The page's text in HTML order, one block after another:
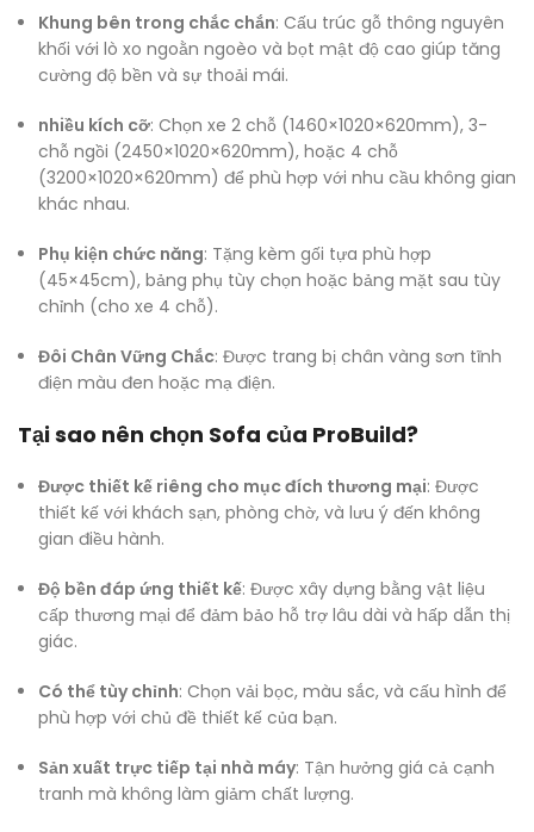
Khung bên trong chắc chắn: Cấu trúc gỗ thông nguyên
khối với lò xo ngoằn ngoèo và bọt mật độ cao giúp tăng
cường độ bền và sự thoải mái.
nhiều kích cỡ: Chọn xe 2 chỗ (1460×1020×620mm), 3-
chỗ ngồi (2450×1020×620mm), hoặc 4 chỗ
(3200×1020×620mm) để phù hợp với nhu cầu không gian
khác nhau.
Phụ kiện chức năng: Tặng kèm gối tựa phù hợp
(45×45cm), bảng phụ tùy chọn hoặc bảng mặt sau tùy
chỉnh (cho xe 4 chỗ).
Đôi Chân Vững Chắc: Được trang bị chân vàng sơn tĩnh
điện màu đen hoặc mạ điện.
Tại sao nên chọn Sofa của ProBuild?
Được thiết kế riêng cho mục đích thương mại: Được
thiết kế với khách sạn, phòng chờ, và lưu ý đến không
gian điều hành.
Độ bền đáp ứng thiết kế: Được xây dựng bằng vật liệu
cấp thương mại để đảm bảo hỗ trợ lâu dài và hấp dẫn thị
giác.
Có thể tùy chỉnh: Chọn vải bọc, màu sắc, và cấu hình để
phù hợp với chủ đề thiết kế của bạn.
Sản xuất trực tiếp tại nhà máy: Tận hưởng giá cả cạnh
tranh mà không làm giảm chất lượng.